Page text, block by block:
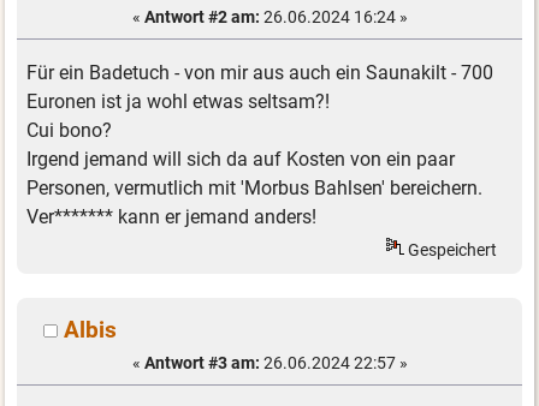
« Antwort #2 am: 26.06.2024 16:24 »
Für ein Badetuch - von mir aus auch ein Saunakilt - 700
Euronen ist ja wohl etwas seltsam?!
Cui bono?
Irgend jemand will sich da auf Kosten von ein paar
Personen, vermutlich mit 'Morbus Bahlsen' bereichern.
Ver******* kann er jemand anders!
Gespeichert
Albis
« Antwort #3 am: 26.06.2024 22:57 »